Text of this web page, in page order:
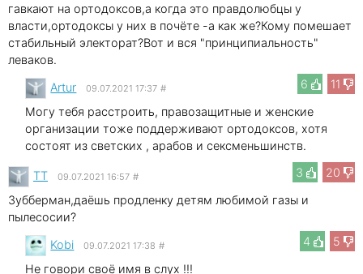
гавкают на ортодоксов,а когда это правдолюбцы у
власти,ортодоксы у них в почёте -а как же?Кому помешает
стабильный электорат?Вот и вся "принципиальность"
леваков.
6
11
Artur 09.07.2021 17:37 #
Могу тебя расстроить, правозащитные и женские
организации тоже поддерживают ортодоксов, хотя
состоят из светских , арабов и сексменьшинств.
3
20
TT 09.07.2021 16:57 #
Зубберман,даёшь продленку детям любимой газы и
пылесосии?
4
5
Kobi 09.07.2021 17:38 #
Не говори своё имя в слух !!!